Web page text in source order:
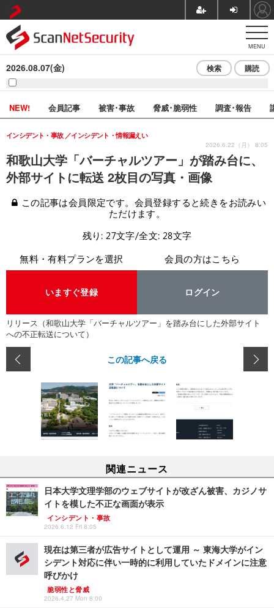
MENU
2026.08.07(金) 検索 購読
NEW! 会員記事 被害･事故 脅威･脆弱性 調査･報告
和歌山大学「バーチャルツアー」が踏み台に、
外部サイトに転送 2枚目の写真・画像
インシデント・事故 インシデント・情報漏えい
2026.6.22（月） 8:05
この記事は会員限定です。会員登録すると続きをお読みい
ただけます。
残り: 27文字/全文: 28文字
無料・有料プランを選択
いますぐ登録
会員の方はこちら
ログイン
リリース（和歌山大学「バーチャルツアー」を踏み台にした外部サイト
への不正転送について）
この記事へ戻る
関連ニュース
日本大学文理学部のウェブサイトが改ざん被害、カジノサ
イトを模した不正な画面が表示
インシデント・事故
2026.6.12 Fri 8:05
現在は第三者が広告サイトとして運用 ～ 東海大学がイン
シデント対応に伴い一時的に利用していたドメインに注意
呼びかけ
脆弱性と脅威
2026.4.27 Mon 8:00